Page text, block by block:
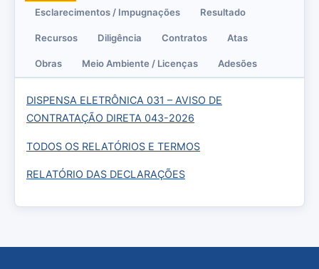
Esclarecimentos / Impugnações Resultado
Recursos Diligência Contratos Atas
Obras Meio Ambiente / Licenças Adesões
DISPENSA ELETRÔNICA 031 – AVISO DE
CONTRATAÇÃO DIRETA 043-2026
TODOS OS RELATÓRIOS E TERMOS
RELATÓRIO DAS DECLARAÇÕES